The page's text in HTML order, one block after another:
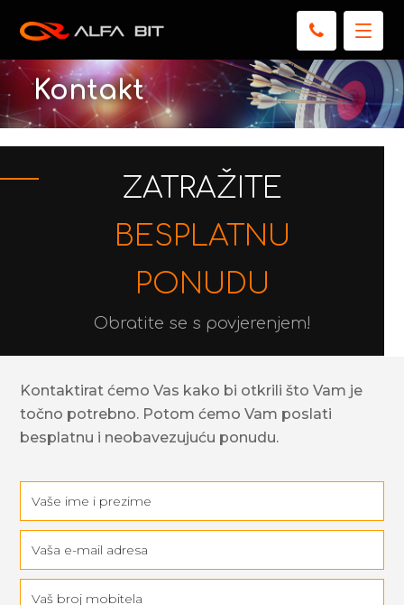
Kontakt
ZATRAŽITE
BESPLATNU
PONUDU
Obratite se s povjerenjem!
Kontaktirat ćemo Vas kako bi otkrili što Vam je
točno potrebno. Potom ćemo Vam poslati
besplatnu i neobavezujuću ponudu.